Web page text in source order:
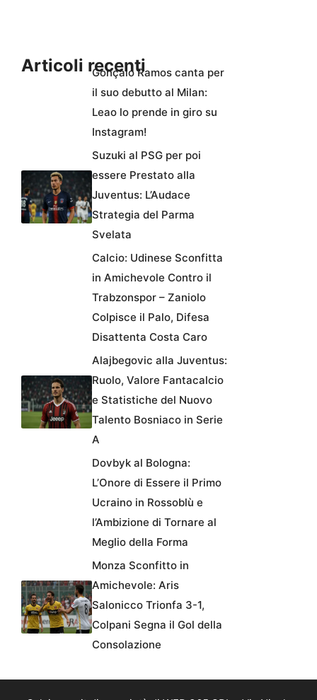
Articoli recentiGonçalo Ramos canta per
il suo debutto al Milan:
Leao lo prende in giro su
Instagram!
Suzuki al PSG per poi
essere Prestato alla
Juventus: L’Audace
Strategia del Parma
Svelata
Calcio: Udinese Sconfitta
in Amichevole Contro il
Trabzonspor – Zaniolo
Colpisce il Palo, Difesa
Disattenta Costa Caro
Alajbegovic alla Juventus:
Ruolo, Valore Fantacalcio
e Statistiche del Nuovo
Talento Bosniaco in Serie
A
Dovbyk al Bologna:
L’Onore di Essere il Primo
Ucraino in Rossoblù e
l’Ambizione di Tornare al
Meglio della Forma
Monza Sconfitto in
Amichevole: Aris
Salonicco Trionfa 3-1,
Colpani Segna il Gol della
Consolazione